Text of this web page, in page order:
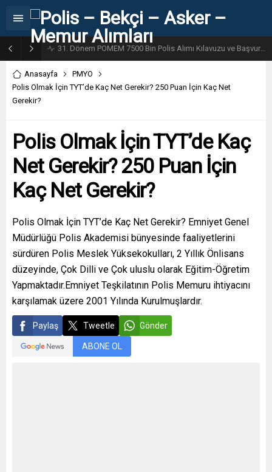
31. Dönem POMEM 7500 Bin Polis Alımı Kılavuzu ve Başvuru Ekranı
Anasayfa
PMYO
Polis Olmak İçin TYT’de Kaç Net Gerekir? 250 Puan İçin Kaç Net
Gerekir?
Polis Olmak İçin TYT’de Kaç
Net Gerekir? 250 Puan İçin
Kaç Net Gerekir?
Polis Olmak İçin TYT’de Kaç Net Gerekir? Emniyet Genel
Müdürlüğü Polis Akademisi bünyesinde faaliyetlerini
sürdüren Polis Meslek Yüksekokulları, 2 Yıllık Önlisans
düzeyinde, Çok Dilli ve Çok uluslu olarak Eğitim-Öğretim
Yapmaktadır.Emniyet Teşkilatının Polis Memuru ihtiyacını
karşılamak üzere 2001 Yılında Kurulmuşlardır.
Paylaş Tweetle Gönder
ABONE OL